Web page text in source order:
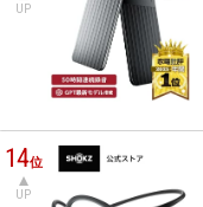
UP
14位
UP